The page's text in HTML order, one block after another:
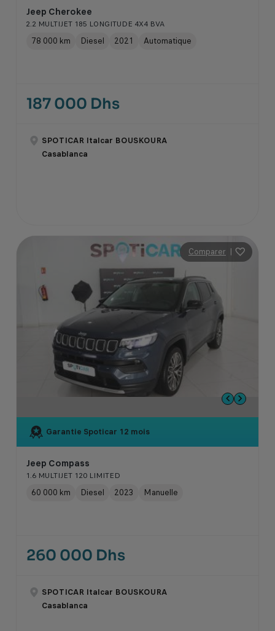
Jeep Cherokee
2.2 MULTIJET 185 LONGITUDE 4X4 BVA
78 000 km Diesel 2021 Automatique
187 000 Dhs
SPOTICAR Italcar BOUSKOURA
Casablanca
Comparer |
Garantie Spoticar 12 mois
Jeep Compass
1.6 MULTIJET 120 LIMITED
60 000 km Diesel 2023 Manuelle
260 000 Dhs
SPOTICAR Italcar BOUSKOURA
Casablanca